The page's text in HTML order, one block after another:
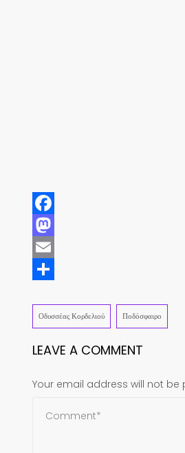
Facebook
Mastodon
Email
Οδυσσέας Κορδελιού Ποδόσφαιρο
LEAVE A COMMENT
Your email address will not be